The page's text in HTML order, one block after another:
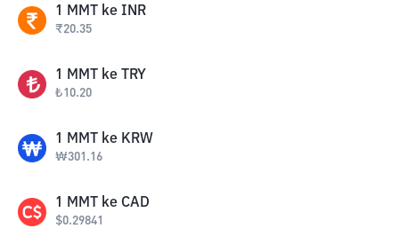
1 MMT ke INR
₹20.35
1 MMT ke TRY
₺10.20
1 MMT ke KRW
₩301.16
1 MMT ke CAD
$0.29841